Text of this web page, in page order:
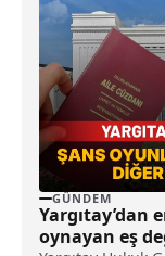
GÜNDEM
Yargıtay’dan
oynayan eş